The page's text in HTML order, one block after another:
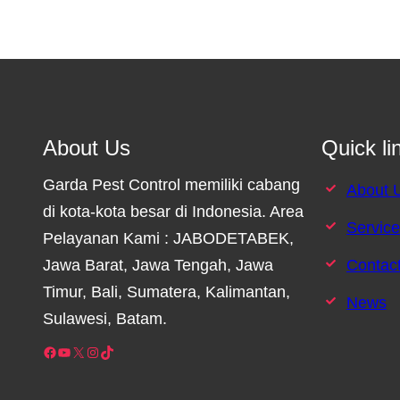
About Us
Garda Pest Control memiliki cabang
di kota-kota besar di Indonesia. Area
Pelayanan Kami : JABODETABEK,
Jawa Barat, Jawa Tengah, Jawa
Timur, Bali, Sumatera, Kalimantan,
Sulawesi, Batam.
Facebook YouTube X Instagram TikTok
Quick
About
News